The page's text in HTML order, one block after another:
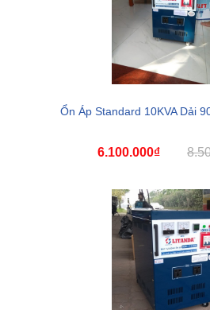
Ổn Áp Standard 10KVA Dải
6.100.000₫